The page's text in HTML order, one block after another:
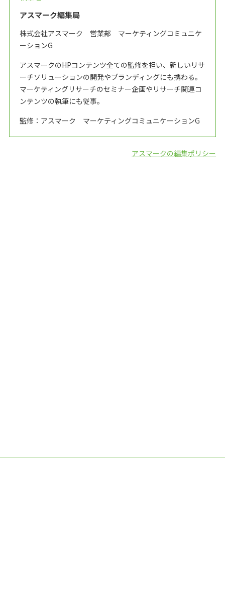
アスマーク編集局
株式会社アスマーク 営業部 マーケティングコミュニケ
ーションG
アスマークのHPコンテンツ全ての監修を担い、新しいリサ
ーチソリューションの開発やブランディングにも携わる。
マーケティングリサーチのセミナー企画やリサーチ関連コ
ンテンツの執筆にも従事。
監修：アスマーク マーケティングコミュニケーションG
アスマークの編集ポリシー